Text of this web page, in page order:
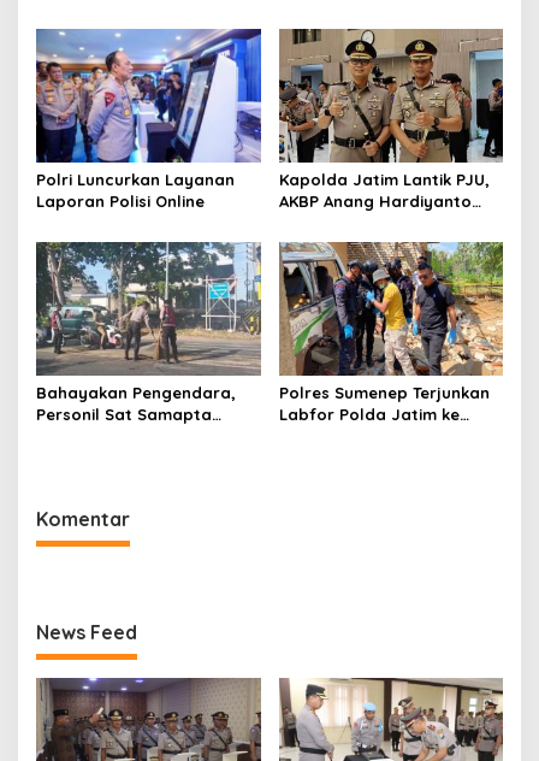
Polri Luncurkan Layanan
Laporan Polisi Online
Kapolda Jatim Lantik PJU,
AKBP Anang Hardiyanto
Bahayakan Pengendara,
Personil Sat Samapta
Polres Sumenep Terjunkan
Labfor Polda Jatim ke
Komentar
News Feed